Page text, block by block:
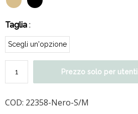
Taglia :
Prezzo solo per utenti
COD: 22358-Nero-S/M